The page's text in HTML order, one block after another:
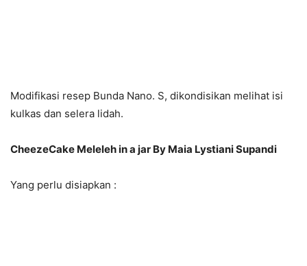
Modifikasi resep Bunda Nano. S, dikondisikan melihat isi
kulkas dan selera lidah.
CheezeCake Meleleh in a jar By Maia Lystiani Supandi
Yang perlu disiapkan :